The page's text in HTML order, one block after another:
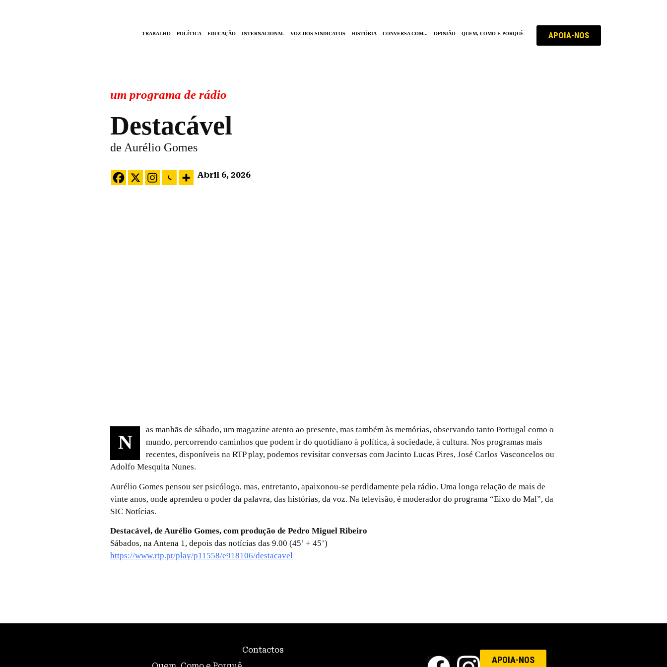
TRABALHO POLÍTICA EDUCAÇÃO INTERNACIONAL VOZ DOS SINDICATOS HISTÓRIA CONVERSA COM... OPINIÃO QUEM, COMO E PORQUÊ APOIA-NOS
um programa de rádio
Destacável
de Aurélio Gomes
Abril 6, 2026
N
as manhãs de sábado, um magazine atento ao presente, mas também às memórias, observando tanto Portugal como o
mundo, percorrendo caminhos que podem ir do quotidiano à política, à sociedade, à cultura. Nos programas mais
recentes, disponíveis na RTP play, podemos revisitar conversas com Jacinto Lucas Pires, José Carlos Vasconcelos ou
Adolfo Mesquita Nunes.
Aurélio Gomes pensou ser psicólogo, mas, entretanto, apaixonou-se perdidamente pela rádio. Uma longa relação de mais de
vinte anos, onde aprendeu o poder da palavra, das histórias, da voz. Na televisão, é moderador do programa “Eixo do Mal”, da
SIC Notícias.
Destacável, de Aurélio Gomes, com produção de Pedro Miguel Ribeiro
Sábados, na Antena 1, depois das notícias das 9.00 (45’ + 45’)
https://www.rtp.pt/play/p11558/e918106/destacavel
Contactos
APOIA-NOS